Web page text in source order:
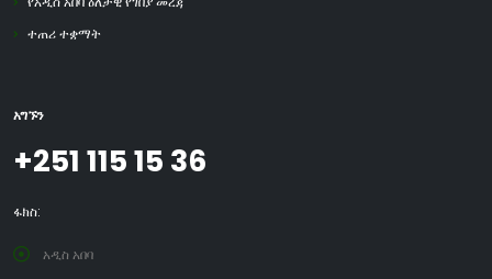
ተጠሪ ተቋማት
አግኙን
+251 115 15 36
ፋክስ:
አዲስ አበባ